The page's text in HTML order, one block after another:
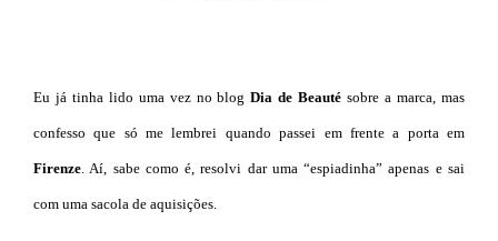
Eu já tinha lido uma vez no blogDia de Beauté sobre a marca, mas
confesso que só me lembrei quando passei em frente a porta em
Firenze . Aí, sabe como é, resolvi dar uma “espiadinha” apenas e sai
com uma sacola de aquisições.